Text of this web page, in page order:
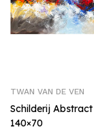
TWAN VAN DE VEN
Schilderij
140×70